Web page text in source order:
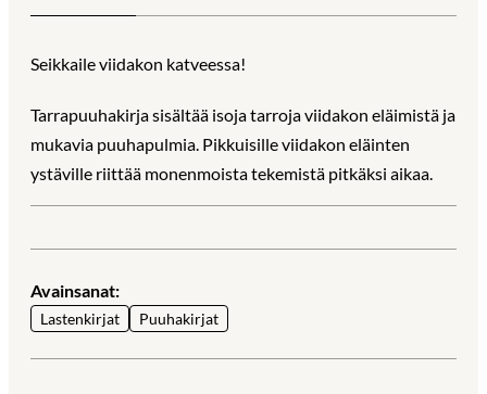
Seikkaile viidakon katveessa!
Tarrapuuhakirja sisältää isoja tarroja viidakon eläimistä ja
mukavia puuhapulmia. Pikkuisille viidakon eläinten
ystäville riittää monenmoista tekemistä pitkäksi aikaa.
Avainsanat:
Lastenkirjat Puuhakirjat